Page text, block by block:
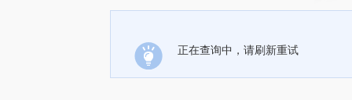
正在查询中，请刷新重试